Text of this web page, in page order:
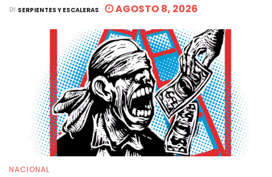
BY SERPIENTES Y ESCALERAS AGOSTO 8, 2026
NACIONAL